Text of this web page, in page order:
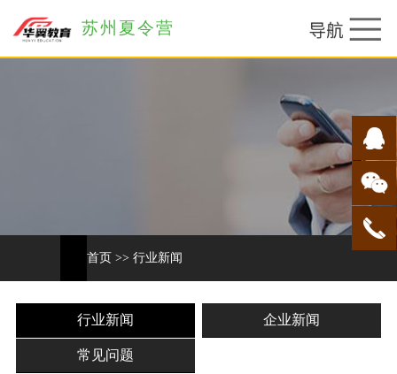
苏州夏令营
首页 >> 行业新闻
行业新闻 企业新闻
常见问题